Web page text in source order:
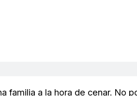
familia a la hora de cenar. No